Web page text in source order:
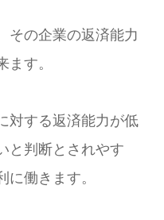
その企業の返済能力
す。
対する返済能力が低
と判断とされやす
に働きます。